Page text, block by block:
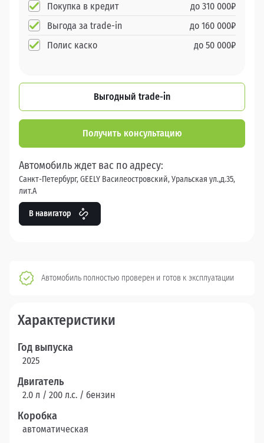
Покупка в кредит
до 310 000₽
Выгода за trade-in
до 160 000₽
Полис каско
до 50 000₽
Выгодный trade-in
Получить консультацию
Автомобиль ждет вас по адресу:
Санкт-Петербург, GEELY Василеостровский, Уральская ул.,д.35,
лит.А
В навигатор
Автомобиль полностью проверен и готов к эксплуатации
Характеристики
Год выпуска
2025
Двигатель
2.0 л / 200 л.c. / бензин
Коробка
автоматическая